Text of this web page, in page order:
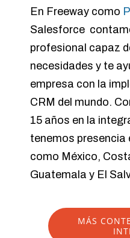
En Freeway como
Salesforce
profesional capaz
necesidades y te
empresa con la
CRM del mundo.
15 años en la
tenemos presencia
como México,
Guatemala y El
MÁS